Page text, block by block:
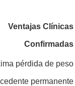
Ventajas Clínicas
Confirmadas
pérdida de peso
permanente